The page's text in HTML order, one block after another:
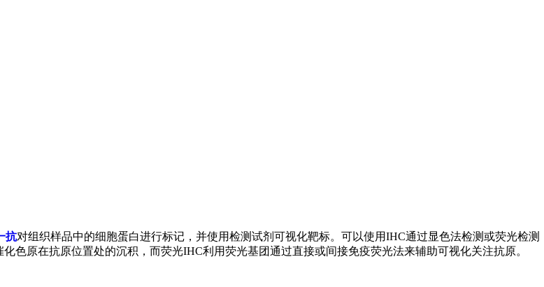
抗对组织样品中的细胞蛋白进行标记，并使用检测试剂可视化靶标。可以使用IHC通过显色法检测或荧光检测
色原在抗原位置处的沉积，而荧光IHC利用荧光基团通过直接或间接免疫荧光法来辅助可视化关注抗原。